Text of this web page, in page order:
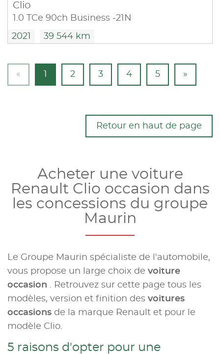
Clio
1.0 TCe 90ch Business -21N
2021 39 544 km
« 2 3 4 5 »
Retour en haut de page
Acheter une voiture
Renault Clio occasion dans
les concessions du groupe
Maurin
Le Groupe Maurin spécialiste de l'automobile,
vous propose un large choix de voiture
occasion . Retrouvez sur cette page tous les
modèles, version et finition des voitures
occasions de la marque Renault et pour le
modèle Clio.
5 raisons d'opter pour une